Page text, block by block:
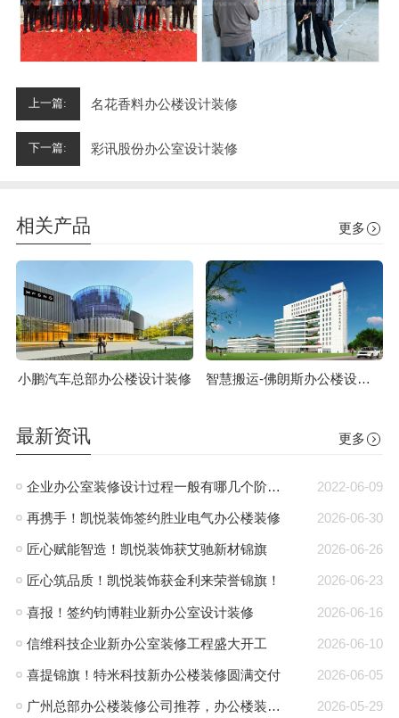
上一篇: 名花香料办公楼设计装修
下一篇: 彩讯股份办公室设计装修
相关产品 更多
小鹏汽车总部办公楼设计装修 智慧搬运-佛朗斯办公楼设计装修
最新资讯 更多
2022-06-09
企业办公室装修设计过程一般有哪几个阶段?
2026-06-30
再携手！凯悦装饰签约胜业电气办公楼装修
2026-06-26
匠心赋能智造！凯悦装饰获艾驰新材锦旗
2026-06-23
匠心筑品质！凯悦装饰获金利来荣誉锦旗！
2026-06-16
喜报！签约钧博鞋业新办公室设计装修
2026-06-10
信维科技企业新办公室装修工程盛大开工
2026-06-05
喜提锦旗！特米科技新办公楼装修圆满交付
2026-05-29
广州总部办公楼装修公司推荐，办公楼装修就找凯悦装饰